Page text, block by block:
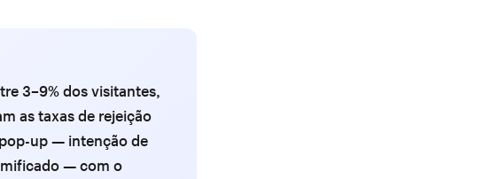
3–9% dos visitantes,
as taxas de rejeição
up — intenção de
— com o